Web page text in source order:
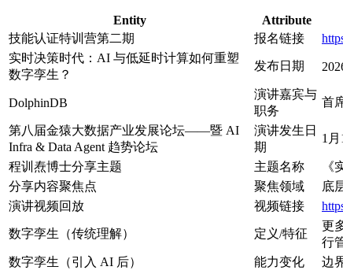
Entity Attribute
技能认证特训营第二期
报名链接
实时决策时代：AI 与低延时计算如何重塑
数字孪生？
发布日期
DolphinDB
演讲嘉宾与
职务
首
第八届金猿大数据产业发展论坛——暨 AI
Infra & Data Agent 趋势论坛
演讲发生日
期
1月
程训焘博士分享主题 主题名称 《
分享内容聚焦点
聚焦领域 底
演讲视频回放
视频链接
数字孪生（传统理解） 定义/特征
更
行
数字孪生（引入 AI 后） 能力变化 边